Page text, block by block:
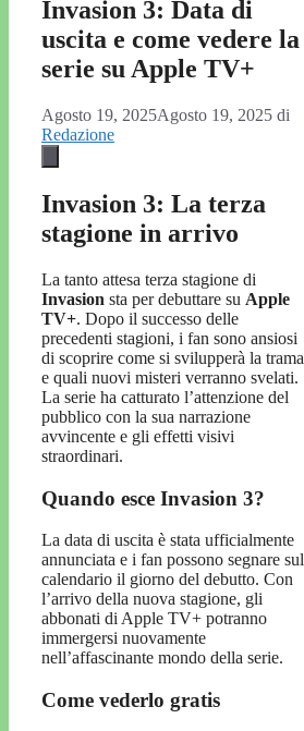
Invasion 3: Data di
uscita e come vedere la
serie su Apple TV+
Agosto 19, 2025Agosto 19, 2025 di
Redazione
Invasion 3: La terza
stagione in arrivo
La tanto attesa terza stagione di
Invasion sta per debuttare su Apple
TV+. Dopo il successo delle
precedenti stagioni, i fan sono ansiosi
di scoprire come si svilupperà la trama
e quali nuovi misteri verranno svelati.
La serie ha catturato l’attenzione del
pubblico con la sua narrazione
avvincente e gli effetti visivi
straordinari.
Quando esce Invasion 3?
La data di uscita è stata ufficialmente
annunciata e i fan possono segnare sul
calendario il giorno del debutto. Con
l’arrivo della nuova stagione, gli
abbonati di Apple TV+ potranno
immergersi nuovamente
nell’affascinante mondo della serie.
Come vederlo gratis